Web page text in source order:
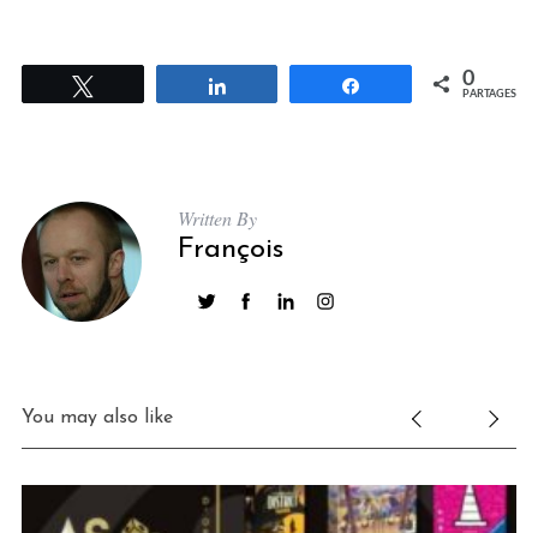
Partagez 0
PARTAGES
Written By
François
You may also like